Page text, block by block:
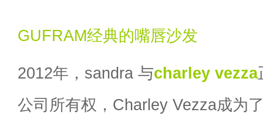
GUFRAM经典的嘴唇沙发
2012年，sandra 与charley vezza
公司所有权，Charley Vezza成为